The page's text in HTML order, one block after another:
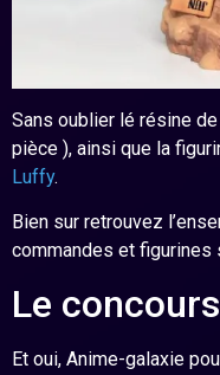
Sans oublier lé résine
pièce ), ainsi que la
Luffy.
Bien sur retrouvez
commandes et figurines
Le
Et oui, Anime-galaxie